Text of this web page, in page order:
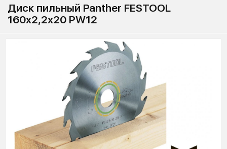
Диск пильный Panther FESTOOL
160x2,2x20 PW12